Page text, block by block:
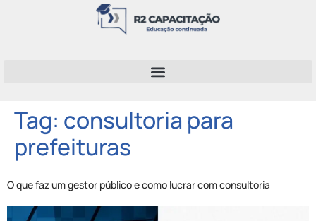
Tag: consultoria para
prefeituras
O que faz um gestor público e como lucrar com consultoria